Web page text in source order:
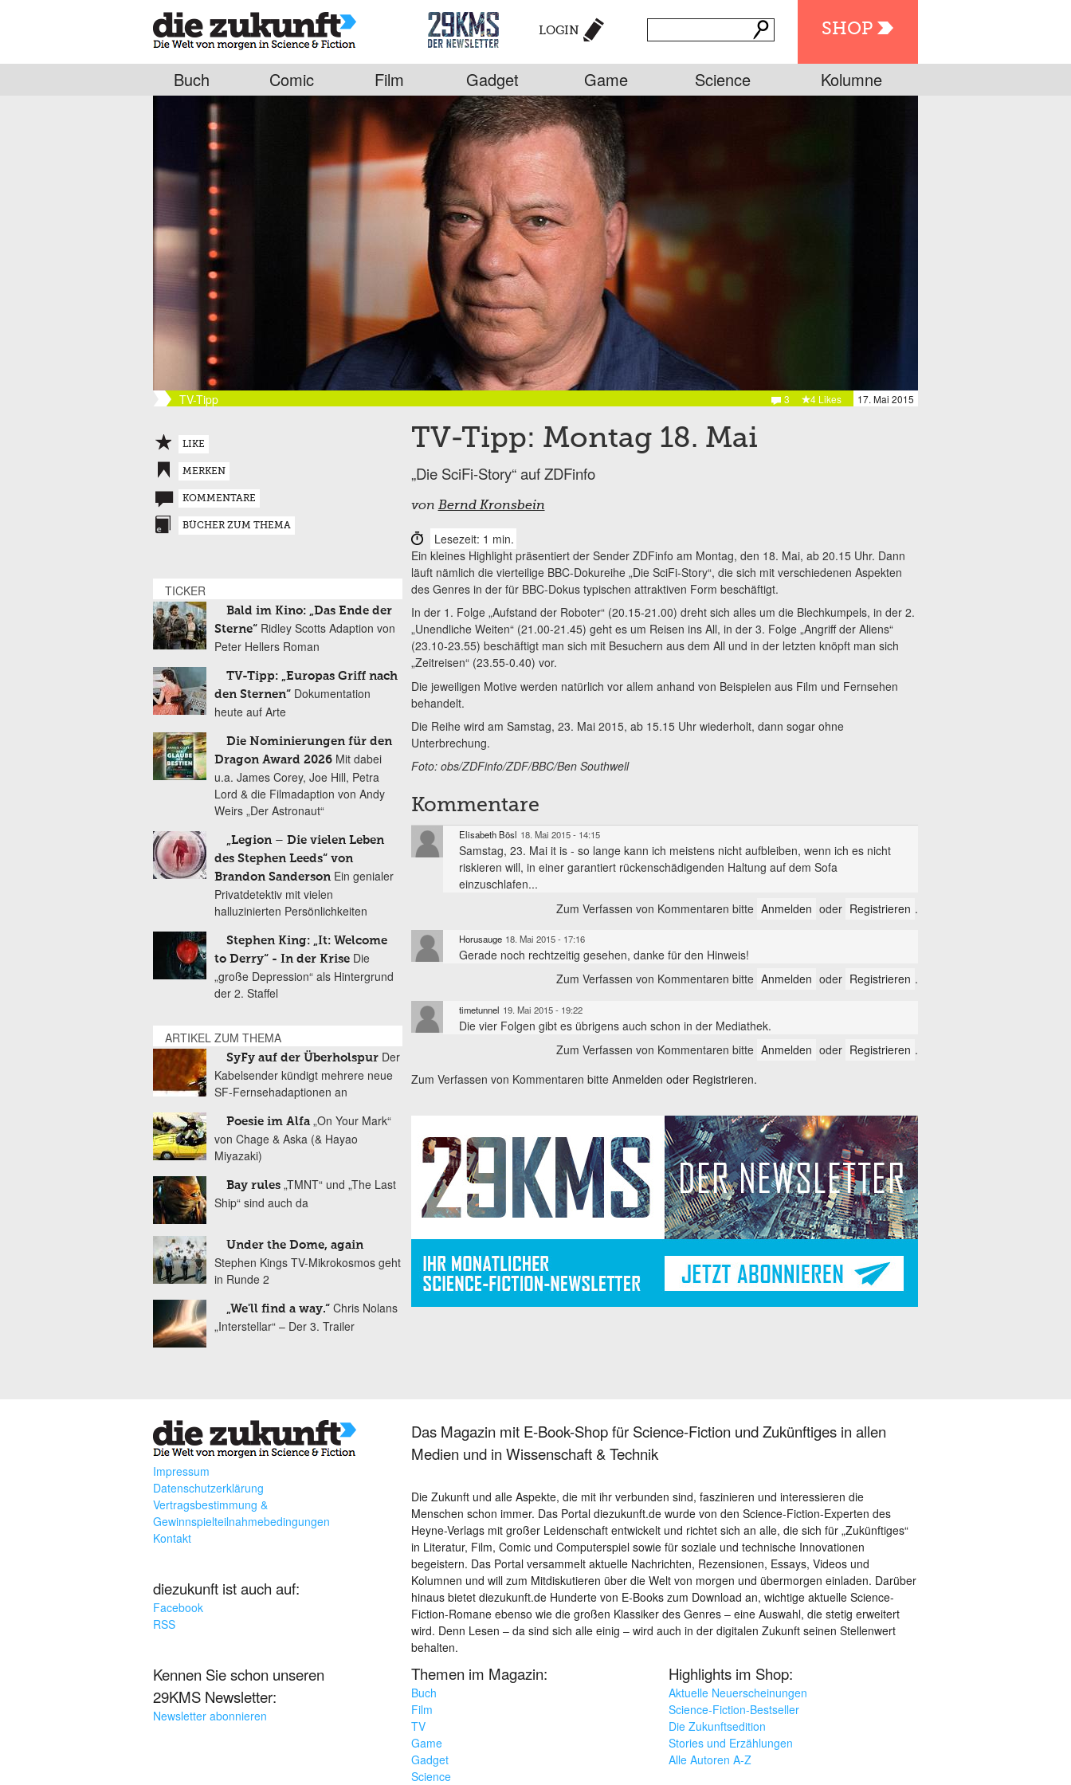
SHOP
LOGIN
Buch Comic Film Gadget Game Science Kolumne
TV-Tipp 17. Mai 2015
4 Likes
3
TV-Tipp: Montag 18. Mai
„Die SciFi-Story“ auf ZDFinfo
von Bernd Kronsbein
Lesezeit: 1 min.
Ein kleines Highlight präsentiert der Sender ZDFinfo am Montag, den 18. Mai, ab 20.15 Uhr. Dann
läuft nämlich die vierteilige BBC-Dokureihe „Die SciFi-Story“, die sich mit verschiedenen Aspekten
des Genres in der für BBC-Dokus typischen attraktiven Form beschäftigt.
In der 1. Folge „Aufstand der Roboter“ (20.15-21.00) dreht sich alles um die Blechkumpels, in der 2.
„Unendliche Weiten“ (21.00-21.45) geht es um Reisen ins All, in der 3. Folge „Angriff der Aliens“
(23.10-23.55) beschäftigt man sich mit Besuchern aus dem All und in der letzten knöpft man sich
„Zeitreisen“ (23.55-0.40) vor.
Die jeweiligen Motive werden natürlich vor allem anhand von Beispielen aus Film und Fernsehen
behandelt.
Die Reihe wird am Samstag, 23. Mai 2015, ab 15.15 Uhr wiederholt, dann sogar ohne
Unterbrechung.
Foto: obs/ZDFinfo/ZDF/BBC/Ben Southwell
Kommentare
Elisabeth Bösl 18. Mai 2015 - 14:15
Samstag, 23. Mai it is - so lange kann ich meistens nicht aufbleiben, wenn ich es nicht
riskieren will, in einer garantiert rückenschädigenden Haltung auf dem Sofa
einzuschlafen...
Zum Verfassen von Kommentaren bitte Anmelden oder Registrieren .
Horusauge 18. Mai 2015 - 17:16
Gerade noch rechtzeitig gesehen, danke für den Hinweis!
Zum Verfassen von Kommentaren bitte Anmelden oder Registrieren .
timetunnel 19. Mai 2015 - 19:22
Die vier Folgen gibt es übrigens auch schon in der Mediathek.
Zum Verfassen von Kommentaren bitte Anmelden oder Registrieren .
Zum Verfassen von Kommentaren bitte Anmelden oder Registrieren.
LIKE
MERKEN
KOMMENTARE
BÜCHER ZUM THEMA
TICKER
Bald im Kino: „Das Ende der
Sterne“ Ridley Scotts Adaption von
Peter Hellers Roman
TV-Tipp: „Europas Griff nach
den Sternen“ Dokumentation
heute auf Arte
Die Nominierungen für den
Dragon Award 2026 Mit dabei
u.a. James Corey, Joe Hill, Petra
Lord & die Filmadaption von Andy
Weirs „Der Astronaut“
„Legion – Die vielen Leben
des Stephen Leeds“ von
Brandon Sanderson Ein genialer
Privatdetektiv mit vielen
halluzinierten Persönlichkeiten
Stephen King: „It: Welcome
to Derry“ - In der Krise Die
„große Depression“ als Hintergrund
der 2. Staffel
ARTIKEL ZUM THEMA
SyFy auf der Überholspur Der
Kabelsender kündigt mehrere neue
SF-Fernsehadaptionen an
Poesie im Alfa „On Your Mark“
von Chage & Aska (& Hayao
Miyazaki)
Bay rules „TMNT“ und „The Last
Ship“ sind auch da
Under the Dome, again
Stephen Kings TV-Mikrokosmos geht
in Runde 2
„We'll find a way.“ Chris Nolans
„Interstellar“ – Der 3. Trailer
Impressum
Datenschutzerklärung
Vertragsbestimmung &
Gewinnspielteilnahmebedingungen
Kontakt
diezukunft ist auch auf:
Facebook
RSS
Kennen Sie schon unseren
29KMS Newsletter:
Newsletter abonnieren
Das Magazin mit E-Book-Shop für Science-Fiction und Zukünftiges in allen
Medien und in Wissenschaft & Technik
Die Zukunft und alle Aspekte, die mit ihr verbunden sind, faszinieren und interessieren die
Menschen schon immer. Das Portal diezukunft.de wurde von den Science-Fiction-Experten des
Heyne-Verlags mit großer Leidenschaft entwickelt und richtet sich an alle, die sich für „Zukünftiges“
in Literatur, Film, Comic und Computerspiel sowie für soziale und technische Innovationen
begeistern. Das Portal versammelt aktuelle Nachrichten, Rezensionen, Essays, Videos und
Kolumnen und will zum Mitdiskutieren über die Welt von morgen und übermorgen einladen. Darüber
hinaus bietet diezukunft.de Hunderte von E-Books zum Download an, wichtige aktuelle Science-
Fiction-Romane ebenso wie die großen Klassiker des Genres – eine Auswahl, die stetig erweitert
wird. Denn Lesen – da sind sich alle einig – wird auch in der digitalen Zukunft seinen Stellenwert
behalten.
Themen im Magazin:
Buch
Film
TV
Game
Gadget
Science
Highlights im Shop:
Aktuelle Neuerscheinungen
Science-Fiction-Bestseller
Die Zukunftsedition
Stories und Erzählungen
Alle Autoren A-Z